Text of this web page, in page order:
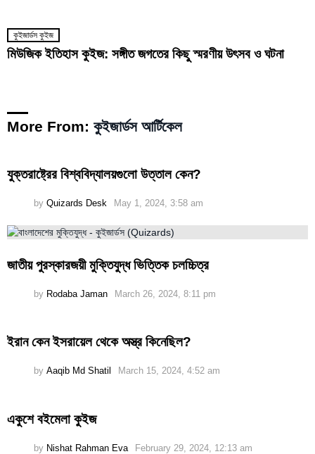
কুইজার্ডস কুইজ
মিউজিক ইতিহাস কুইজ: সঙ্গীত জগতের কিছু স্মরণীয় উৎসব ও ঘটনা
More From: কুইজার্ডস আর্টিকেল
যুক্তরাষ্ট্রের বিশ্ববিদ্যালয়গুলো উত্তাল কেন?
by Quizards Desk May 1, 2024, 3:58 am
জাতীয় পুরস্কারজয়ী মুক্তিযুদ্ধ ভিত্তিক চলচ্চিত্র
by Rodaba Jaman March 26, 2024, 8:11 pm
ইরান কেন ইসরায়েল থেকে অস্ত্র কিনেছিল?
by Aaqib Md Shatil March 15, 2024, 4:52 am
একুশে বইমেলা কুইজ
by Nishat Rahman Eva February 29, 2024, 12:13 am